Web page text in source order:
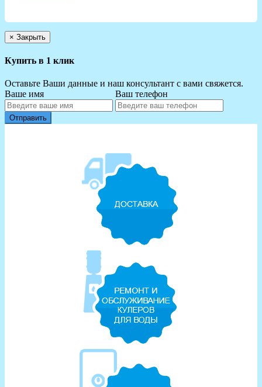
× Закрыть
Купить в 1 клик
Оставьте Ваши данные и наш консультант с вами свяжется.
Ваше имя
Ваш телефон
Отправить